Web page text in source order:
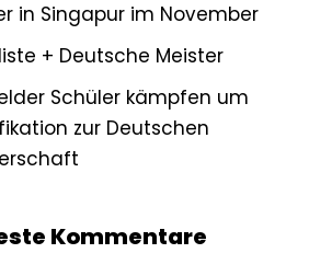
in Singapur im November
+ Deutsche Meister
Schüler kämpfen um
zur Deutschen
Kommentare